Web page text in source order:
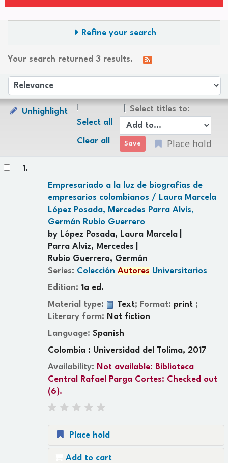
Refine your search
Your search returned 3 results.
Sort by:
Unhighlight
Select all
Clear all
Select titles to:
Place hold
1.
Empresariado a la luz de biografías de
empresarios colombianos / Laura Marcela
López Posada, Mercedes Parra Alvis,
Germán Rubio Guerrero
by López Posada, Laura Marcela
Parra Alviz, Mercedes
Rubio Guerrero, Germán
Series: ColecciónAutores Universitarios
Edition: 1a ed.
Material type:
Text; Format: print ;
Literary form: Not fiction
Language:Spanish
Colombia : Universidad del Tolima, 2017
Availability: Not available: Biblioteca
Central Rafael Parga Cortes: Checked out
(6).
Place hold
Add to cart